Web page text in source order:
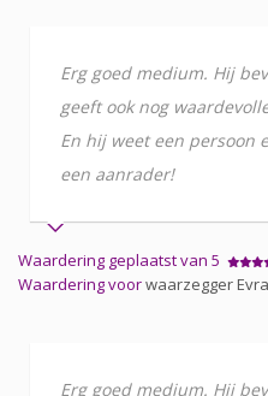
Erg goed medium. Hij
geeft ook nog
En hij weet een persoon
een aanrader!
Waardering geplaatst van 5
Waardering voorwaarzegger
Erg goed medium. Hij